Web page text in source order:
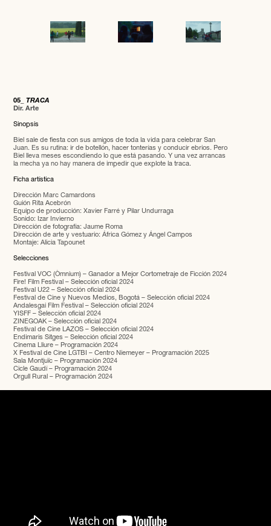
05_TRACA
Dir. Arte
Sinopsis
Biel sale de fiesta con sus amigos de toda la vida para celebrar San
Juan. Es su rutina: ir de botellón, hacer tonterías y conducir ebrios. Pero
Biel lleva meses escondiendo lo que está pasando. Y una vez arrancas
la mecha ya no hay manera de impedir que explote la traca.
Ficha artística
Dirección Marc Camardons
Guión Rita Acebrón
Equipo de producción: Xavier Farré y Pilar Undurraga
Sonido: Izar Invierno
Dirección de fotografía: Jaume Roma
Dirección de arte y vestuario: África Gómez y Ángel Campos
Montaje: Alicia Tapounet
Selecciones
Festival VOC (Òmnium) – Ganador a Mejor Cortometraje de Ficción 2024
Fire! Film Festival – Selección oficial 2024
Festival U22 – Selección oficial 2024
Festival de Cine y Nuevos Medios, Bogotá – Selección oficial 2024
Andalesgai Film Festival – Selección oficial 2024
YISFF – Selección oficial 2024
ZINEGOAK – Selección oficial 2024
Festival de Cine LAZOS – Selección oficial 2024
Endimaris Sitges – Selección oficial 2024
Cinema Lliure – Programación 2024
X Festival de Cine LGTBI – Centro Niemeyer – Programación 2025
Sala Montjuïc – Programación 2024
Cicle Gaudí – Programación 2024
Orgull Rural – Programación 2024